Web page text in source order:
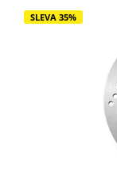
SLEVA 35%